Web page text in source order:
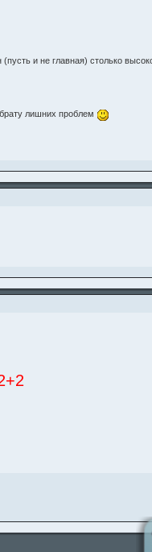
и не главная) столько
лишних проблем